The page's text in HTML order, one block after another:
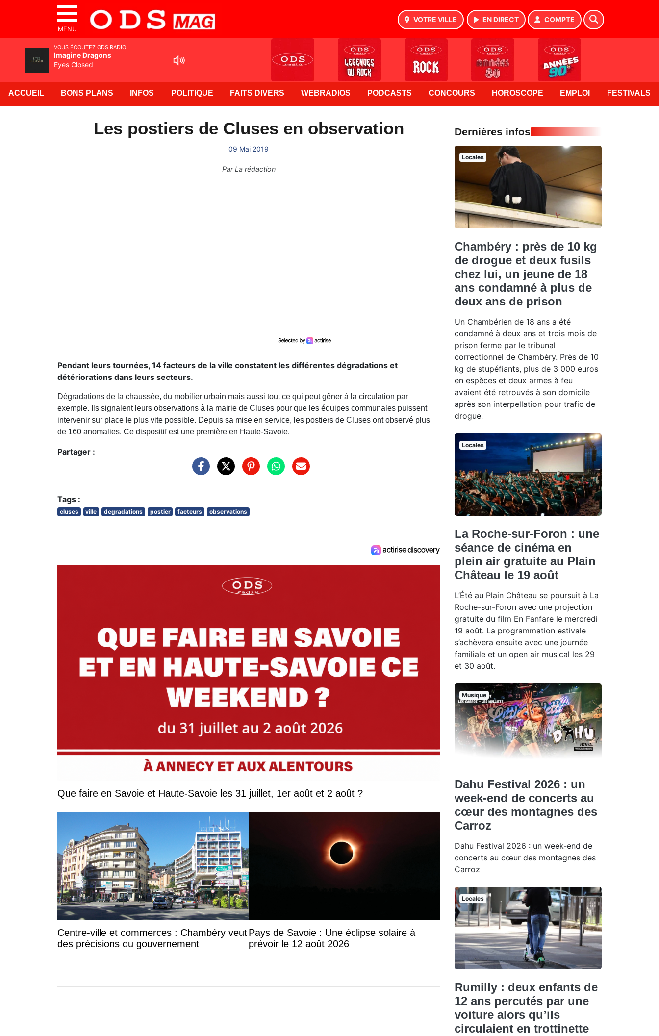
MENU
VOTRE VILLE EN DIRECT COMPTE
ACCUEIL BONS PLANS INFOS POLITIQUE FAITS DIVERS WEBRADIOS PODCASTS CONCOURS HOROSCOPE EMPLOI FESTIVALS
Les postiers de Cluses en observation
09 Mai 2019
ParLa rédaction
Pendant leurs tournées, 14 facteurs de la ville constatent les différentes dégradations et
détériorations dans leurs secteurs.
Dégradations de la chaussée, du mobilier urbain mais aussi tout ce qui peut gêner à la circulation par
exemple. Ils signalent leurs observations à la mairie de Cluses pour que les équipes communales puissent
intervenir sur place le plus vite possible. Depuis sa mise en service, les postiers de Cluses ont observé plus
de 160 anomalies. Ce dispositif est une première en Haute-Savoie.
Partager :
Tags :
cluses ville degradations postier facteurs observations
Que faire en Savoie et Haute-Savoie les 31 juillet, 1er août et 2 août ?
Centre-ville et commerces : Chambéry veut
des précisions du gouvernement
Pays de Savoie : Une éclipse solaire à
prévoir le 12 août 2026
Dernières infos
Locales
Chambéry : près de 10 kg
de drogue et deux fusils
chez lui, un jeune de 18
ans condamné à plus de
deux ans de prison
Un Chambérien de 18 ans a été
condamné à deux ans et trois mois de
prison ferme par le tribunal
correctionnel de Chambéry. Près de 10
kg de stupéfiants, plus de 3 000 euros
en espèces et deux armes à feu
avaient été retrouvés à son domicile
après son interpellation pour trafic de
drogue.
Locales
La Roche-sur-Foron : une
séance de cinéma en
plein air gratuite au Plain
Château le 19 août
L’Été au Plain Château se poursuit à La
Roche-sur-Foron avec une projection
gratuite du film En Fanfare le mercredi
19 août. La programmation estivale
s’achèvera ensuite avec une journée
familiale et un open air musical les 29
et 30 août.
Musique
Dahu Festival 2026 : un
week-end de concerts au
cœur des montagnes des
Carroz
Dahu Festival 2026 : un week-end de
concerts au cœur des montagnes des
Carroz
Locales
Rumilly : deux enfants de
12 ans percutés par une
voiture alors qu’ils
circulaient en trottinette
VOUS ÉCOUTEZ ODS RADIO
Imagine Dragons
Eyes Closed